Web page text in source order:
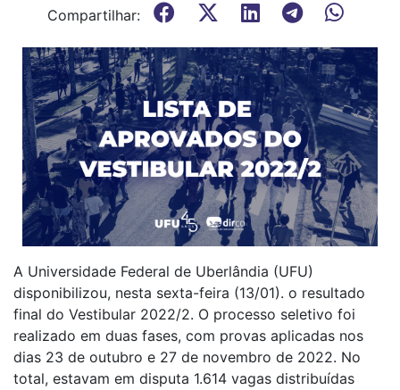
Compartilhar:
A Universidade Federal de Uberlândia (UFU)
disponibilizou, nesta sexta-feira (13/01). o resultado
final do Vestibular 2022/2. O processo seletivo foi
realizado em duas fases, com provas aplicadas nos
dias 23 de outubro e 27 de novembro de 2022. No
total, estavam em disputa 1.614 vagas distribuídas